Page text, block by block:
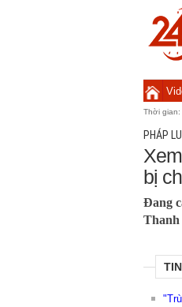
Thời gian:
PHÁP
bị
Đang
Thanh